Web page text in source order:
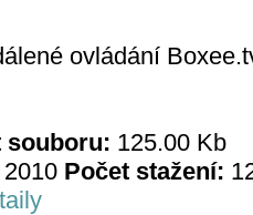
ovládání
souboru: 125.00 Kb
Počet stažení: